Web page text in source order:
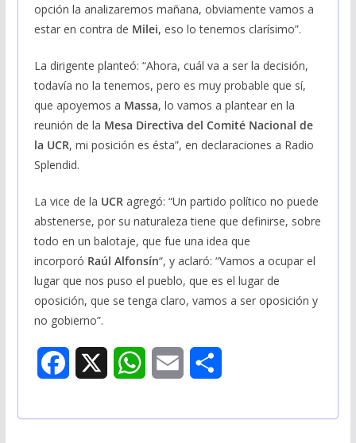
opción la analizaremos mañana, obviamente vamos a
estar en contra de Milei, eso lo tenemos clarísimo”.
La dirigente planteó: “Ahora, cuál va a ser la decisión,
todavía no la tenemos, pero es muy probable que sí,
que apoyemos a Massa, lo vamos a plantear en la
reunión de la Mesa Directiva del Comité Nacional de
la UCR, mi posición es ésta”, en declaraciones a Radio
Splendid.
La vice de la UCR agregó: “Un partido político no puede
abstenerse, por su naturaleza tiene que definirse, sobre
todo en un balotaje, que fue una idea que
incorporó Raúl Alfonsín“, y aclaró: “Vamos a ocupar el
lugar que nos puso el pueblo, que es el lugar de
oposición, que se tenga claro, vamos a ser oposición y
no gobierno”.
W